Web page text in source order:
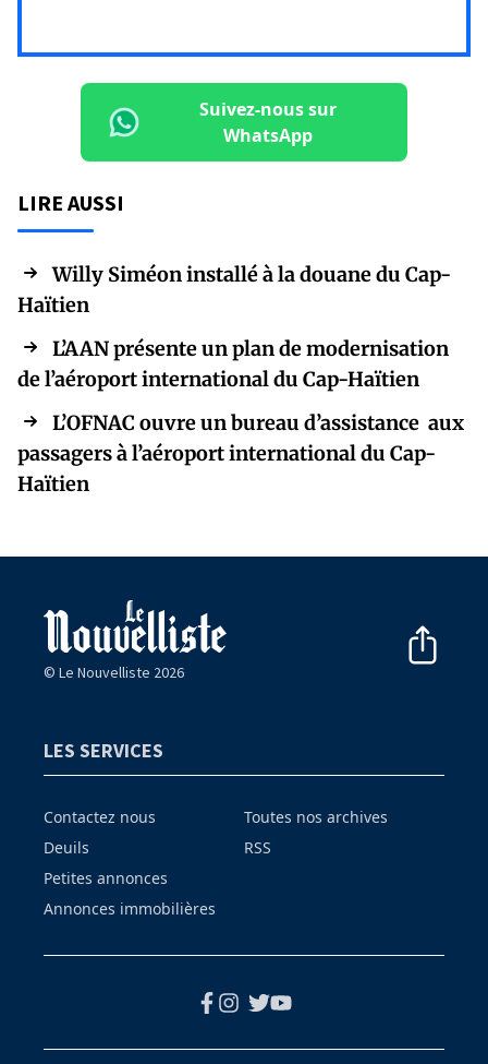
Suivez-nous sur
WhatsApp
LIRE AUSSI
Willy Siméon installé à la douane du Cap-
Haïtien
L’AAN présente un plan de modernisation
de l’aéroport international du Cap-Haïtien
L’OFNAC ouvre un bureau d’assistance aux
passagers à l’aéroport international du Cap-
Haïtien
© Le Nouvelliste 2026
LES SERVICES
Contactez nous
Deuils
Petites annonces
Annonces immobilières
Toutes nos archives
RSS